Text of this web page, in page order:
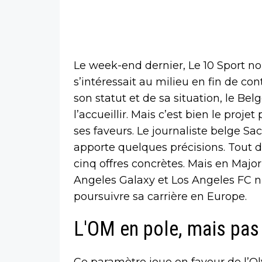
Le week-end dernier, Le 10 Sport
s’intéressait au milieu en fin de
son statut et de sa situation, le
l’accueillir. Mais c’est bien le
ses faveurs. Le journaliste belge
apporte quelques précisions. Tout
cinq offres concrètes. Mais en
Angeles Galaxy et Los Angeles FC
poursuivre sa carrière en Europe.
L'OM en pole, mais